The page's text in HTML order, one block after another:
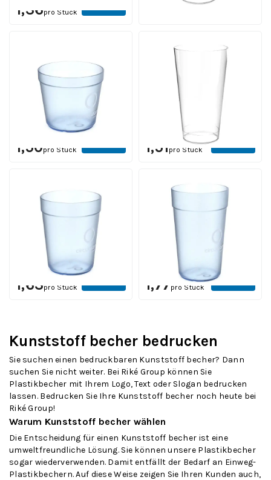
1,36pro Stück
Inhalt 200 ml. | Ab 368
12 Werktagen einschl.
1,50pro Stück
Recycelbar
Festivalbecher
Kunststoff 50 cl.
Inhalt 50 cl. | ab 250 Stück
12 Werktagen einschl.
1,51 pro Stück
Ansehen
Kunststoff Becher 300
Inhalt 300 ml. | Ab 368
1,63pro Stück
Kunststoff Becher 400
Inhalt 400 ml. | Ab 128
12 Werktagen einschl.
1,77 pro Stück
Ansehen
Kunststoff becher bedrucken
Sie suchen einen bedruckbaren Kunststoff becher? Dann
suchen Sie nicht weiter. Bei Riké Group können Sie
Plastikbecher mit Ihrem Logo, Text oder Slogan bedrucken
lassen. Bedrucken Sie Ihre Kunststoff becher noch heute bei
Riké Group!
Warum Kunststoff becher wählen
Die Entscheidung für einen Kunststoff becher ist eine
umweltfreundliche Lösung. Sie können unsere Plastikbecher
sogar wiederverwenden. Damit entfällt der Bedarf an Einweg-
Plastikbechern. Auf diese Weise zeigen Sie Ihren Kunden auch,